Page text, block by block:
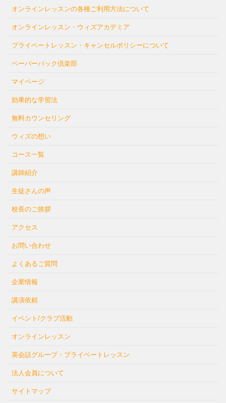
オンラインレッスンの各種ご利用方法について
オンラインレッスン・ウィズアカデミア
プライベートレッスン・キャンセルポリシーについて
ペーパーバック倶楽部
マイページ
効果的な学習法
無料カウンセリング
ウィズの想い
コース一覧
講師紹介
生徒さんの声
校長のご挨拶
アクセス
お問い合わせ
よくあるご質問
企業情報
講演依頼
イベント/クラブ活動
オンラインレッスン
英会話グループ・プライベートレッスン
法人会員について
サイトマップ